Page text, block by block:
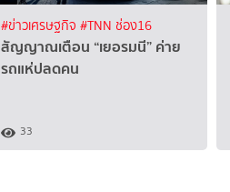
#ข่าวเศรษฐกิจ #TNN ช่อง16
สัญญาณเตือน “เยอรมนี” ค่าย
รถแห่ปลดคน
33